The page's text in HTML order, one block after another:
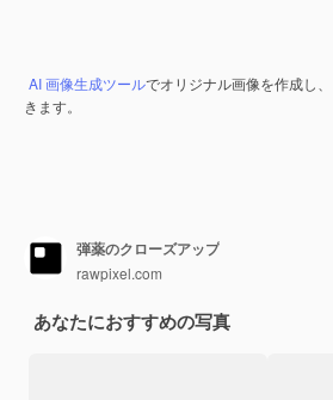
AI 画像生成ツールでオリジナル画像を作成し、
きます。
弾薬のクローズアップ
rawpixel.com
あなたにおすすめの写真